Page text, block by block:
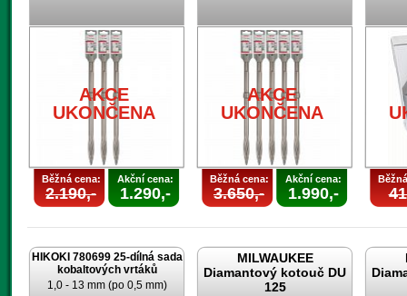
AKCE
UKONČENA
Běžná cena:
2.190,-
Akční cena:
1.290,-
AKCE
UKONČENA
Běžná cena:
3.650,-
Akční cena:
1.990,-
HIKOKI 780699 25-dílná sada
kobaltových vrtáků
1,0 - 13 mm (po 0,5 mm)
MILWAUKEE
Diamantový kotouč DU
125